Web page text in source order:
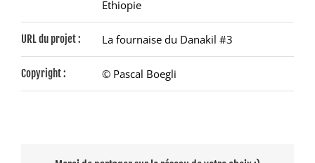
Ethiopie
URL du projet : La fournaise du Danakil #3
Copyright : © Pascal Boegli